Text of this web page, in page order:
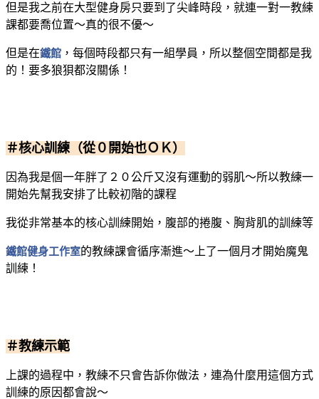
但是我之前在大型健身房只要到了尖峰時段，就連一對一教練
課都要喬位置～真的很不優～
但是在鐵館 ，每個時段都只有一組學員，所以整個空間都是我
的！要多狼狽都沒關係！
＃核心訓練（從０開始也ＯＫ）
因為我是個一年胖了２０公斤又沒有運動的弱肌～所以教練一
開始先幫我安排了比較初階的課程
我從非常基本的核心訓練開始，腹部的捲腹、胸背肌的訓練等
鐵館健身工作室的教練課會循序漸進～上了一個月才開始魔鬼
訓練！
＃教練示範
上課的過程中，教練不只會告訴你做法，連為什麼用這個方式
訓練的原因都會說～